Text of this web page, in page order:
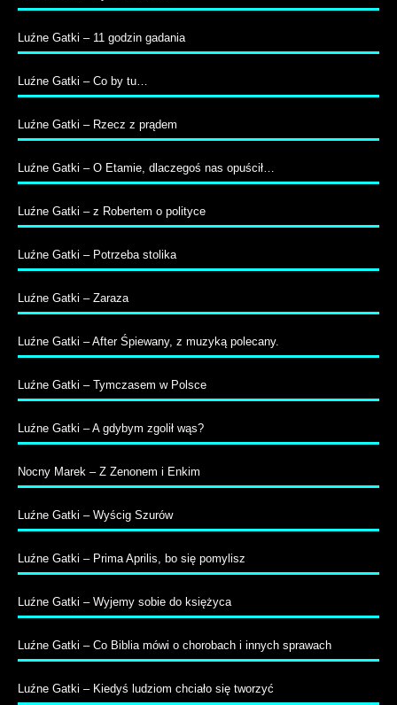
Luźne Gatki – 11 godzin gadania
Luźne Gatki – Co by tu…
Luźne Gatki – Rzecz z prądem
Luźne Gatki – O Etamie, dlaczegoś nas opuścił…
Luźne Gatki – z Robertem o polityce
Luźne Gatki – Potrzeba stolika
Luźne Gatki – Zaraza
Luźne Gatki – After Śpiewany, z muzyką polecany.
Luźne Gatki – Tymczasem w Polsce
Luźne Gatki – A gdybym zgolił wąs?
Nocny Marek – Z Zenonem i Enkim
Luźne Gatki – Wyścig Szurów
Luźne Gatki – Prima Aprilis, bo się pomylisz
Luźne Gatki – Wyjemy sobie do księżyca
Luźne Gatki – Co Biblia mówi o chorobach i innych sprawach
Luźne Gatki – Kiedyś ludziom chciało się tworzyć